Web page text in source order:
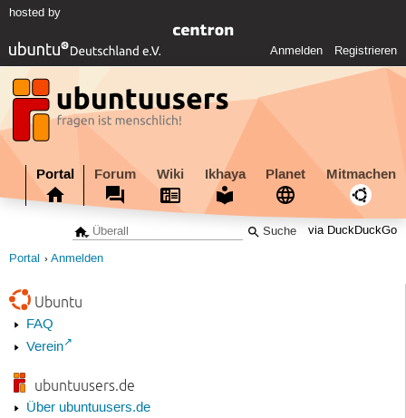
hosted by
Anmelden Registrieren
Portal Forum Wiki Ikhaya Planet Mitmachen
via DuckDuckGo
Portal Anmelden
Ubuntu
FAQ
Verein
ubuntuusers.de
Über ubuntuusers.de